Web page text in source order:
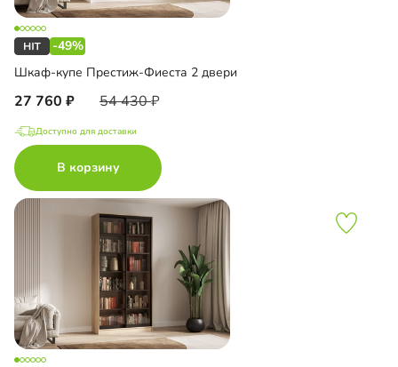
-49%
Шкаф-купе Престиж-Фиеста 2 двери
27 760 54 430
Доступно для доставки
В корзину